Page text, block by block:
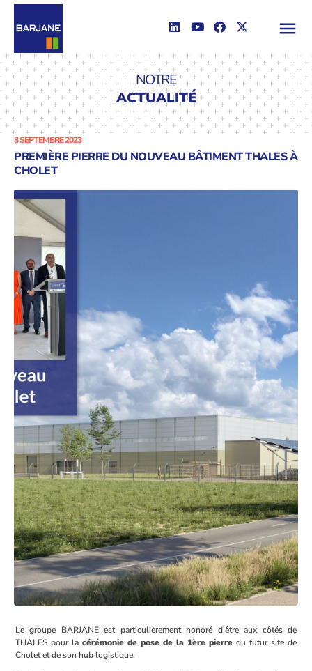
NOTRE
ACTUALITÉ
8 SEPTEMBRE 2023
PREMIÈRE PIERRE DU NOUVEAU BÂTIMENT THALES À
CHOLET
Le groupe BARJANE est particulièrement honoré d’être aux côtés de
THALES pour la cérémonie de pose de la 1ère pierre du futur site de
Cholet et de son hub logistique.